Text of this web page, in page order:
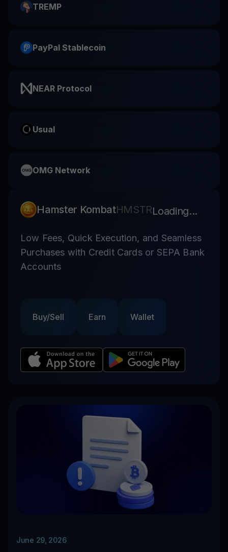
TREMP
PayPal Stablecoin
NEAR Protocol
Usual
OMG Network
Hamster KombatHMSTRLoading...
Low Fees, Quick Execution, and Seamless
Purchases with Credit Cards or SEPA Bank
Accounts
Buy/Sell Earn Wallet
June 29, 2026